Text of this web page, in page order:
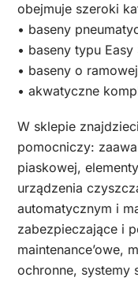
obejmuje szeroki
• baseny
• baseny typu Easy
• baseny o
• akwatyczne
W sklepie
pomocniczy:
piaskowej,
urządzenia
automatycznym i
zabezpieczające i
maintenance’owe,
ochronne, systemy